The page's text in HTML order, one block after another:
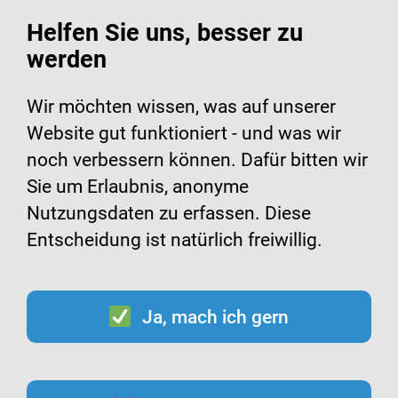
Helfen Sie uns, besser zu
werden
Wir möchten wissen, was auf unserer
Website gut funktioniert - und was wir
noch verbessern können. Dafür bitten wir
Sie um Erlaubnis, anonyme
Nutzungsdaten zu erfassen. Diese
Entscheidung ist natürlich freiwillig.
Ja, mach ich gern
Corona-Impfung bei
Kindern
Die Ständige Impfkommission (STIKO)
Impfung im Juli 2026 aktualisiert. Unsere